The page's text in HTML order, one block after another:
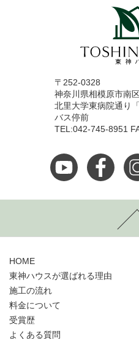
〒252-0328
神奈川県相模原市南
北里大学東病院通り
バス停前
TEL:042-745-8951
HOME
東神ハウスが選ばれる理由
施工の流れ
料金について
受賞歴
よくある質問